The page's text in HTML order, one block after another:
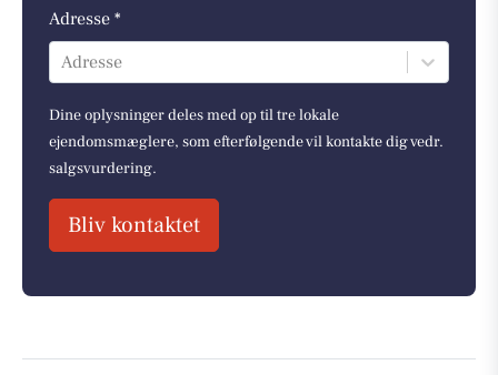
Adresse *
Adresse
Dine oplysninger deles med op til tre lokale
ejendomsmæglere, som efterfølgende vil kontakte dig vedr.
salgsvurdering.
Bliv kontaktet